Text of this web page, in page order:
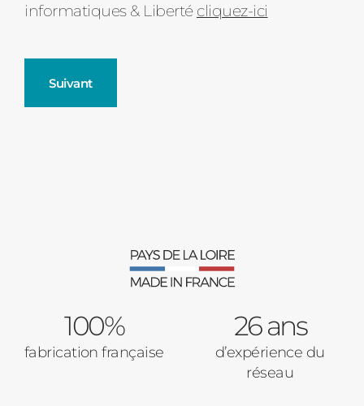
informatiques & Liberté cliquez-ici
Suivant
Verrière intérieures
Baies Vitrées
Pavillon
100%
fabrication française
26 ans
d’expérience du
réseau